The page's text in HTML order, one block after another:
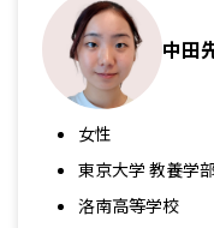
中田
女性
東京大学 教養学部
洛南高等学校